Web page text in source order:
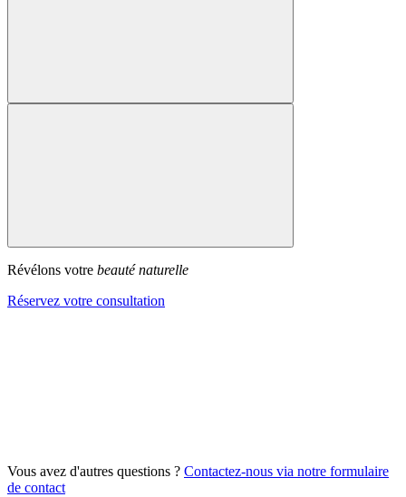
Révélons votre beauté naturelle
Réservez votre consultation
Vous avez d'autres questions ? Contactez-nous via notre formulaire
de contact